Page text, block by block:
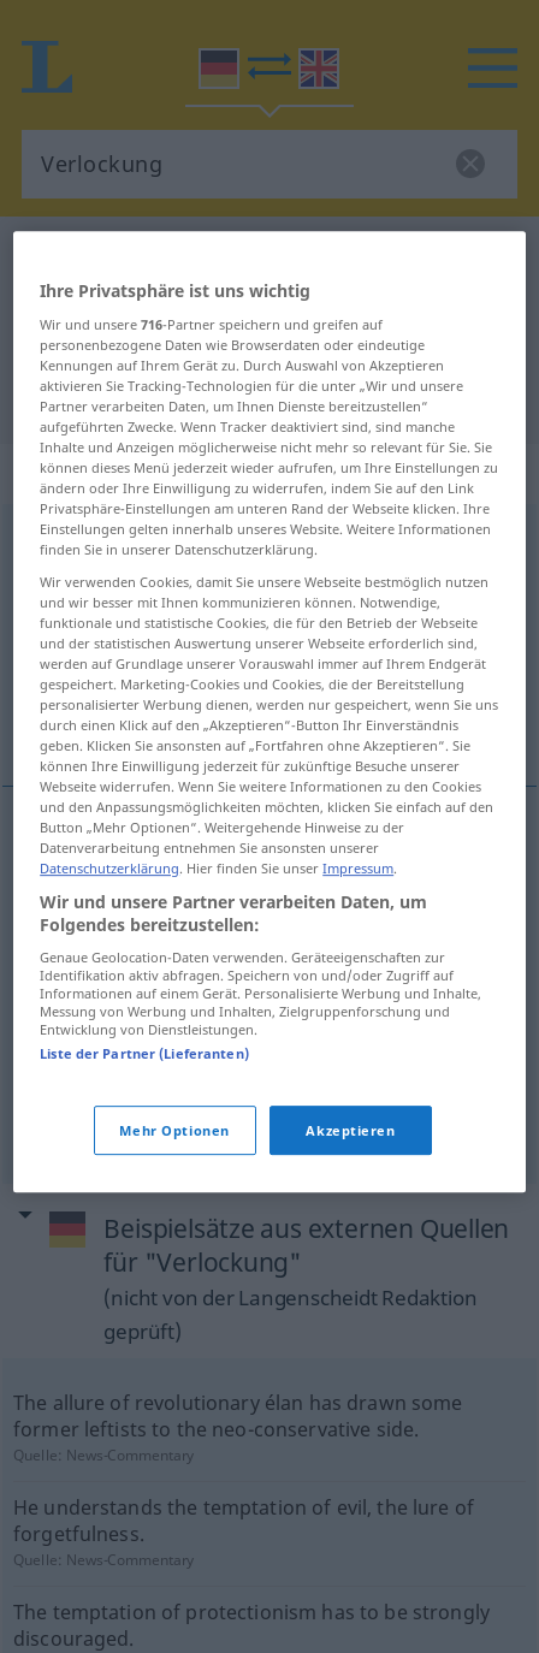
Deutsch-Englisch Übersetzung für
"Verlockung"
"Verlockung" Englisch Übersetzung
„Verlockung“: Femininum
Verlockungf <Verlockung ;Verlockungen>
Übersicht aller Übersetzungen
(Für mehr Details die Übersetzung anklicken/antippen)
temptation
allurement, attraction, enticement
temptation Verlockung Versuchung
allurement Verlockung Reiz
attraction VerlockungReiz
Beispielsätze aus externen Quellen
für "Verlockung"
(nicht von der Langenscheidt Redaktion
geprüft)
The allure of revolutionary élan has drawn some
former leftists to the neo-conservative side.
Quelle: News-Commentary
He understands the temptation of evil, the lure of
forgetfulness.
Quelle: News-Commentary
The temptation of protectionism has to be strongly
discouraged.
Ihre Privatsphäre ist uns wichtig
Wir und unsere716-Partner speichern und greifen auf
personenbezogene Daten wie Browserdaten oder eindeutige
Kennungen auf Ihrem Gerät zu. Durch Auswahl von Akzeptieren
aktivieren Sie Tracking-Technologien für die unter „Wir und unsere
Partner verarbeiten Daten, um Ihnen Dienste bereitzustellen“
aufgeführten Zwecke. Wenn Tracker deaktiviert sind, sind manche
Inhalte und Anzeigen möglicherweise nicht mehr so relevant für Sie. Sie
können dieses Menü jederzeit wieder aufrufen, um Ihre Einstellungen zu
ändern oder Ihre Einwilligung zu widerrufen, indem Sie auf den Link
Privatsphäre-Einstellungen am unteren Rand der Webseite klicken. Ihre
Einstellungen gelten innerhalb unseres Website. Weitere Informationen
finden Sie in unserer Datenschutzerklärung.
Wir verwenden Cookies, damit Sie unsere Webseite bestmöglich nutzen
und wir besser mit Ihnen kommunizieren können. Notwendige,
funktionale und statistische Cookies, die für den Betrieb der Webseite
und der statistischen Auswertung unserer Webseite erforderlich sind,
werden auf Grundlage unserer Vorauswahl immer auf Ihrem Endgerät
gespeichert. Marketing-Cookies und Cookies, die der Bereitstellung
personalisierter Werbung dienen, werden nur gespeichert, wenn Sie uns
durch einen Klick auf den „Akzeptieren“-Button Ihr Einverständnis
geben. Klicken Sie ansonsten auf „Fortfahren ohne Akzeptieren“. Sie
können Ihre Einwilligung jederzeit für zukünftige Besuche unserer
Webseite widerrufen. Wenn Sie weitere Informationen zu den Cookies
und den Anpassungsmöglichkeiten möchten, klicken Sie einfach auf den
Button „Mehr Optionen“. Weitergehende Hinweise zu der
Datenverarbeitung entnehmen Sie ansonsten unserer
Datenschutzerklärung. Hier finden Sie unserImpressum.
Wir und unsere Partner verarbeiten Daten, um
Folgendes bereitzustellen:
Genaue Geolocation-Daten verwenden. Geräteeigenschaften zur
Identifikation aktiv abfragen. Speichern von und/oder Zugriff auf
Informationen auf einem Gerät. Personalisierte Werbung und Inhalte,
Messung von Werbung und Inhalten, Zielgruppenforschung und
Entwicklung von Dienstleistungen.
Liste der Partner (Lieferanten)
Mehr Optionen Akzeptieren